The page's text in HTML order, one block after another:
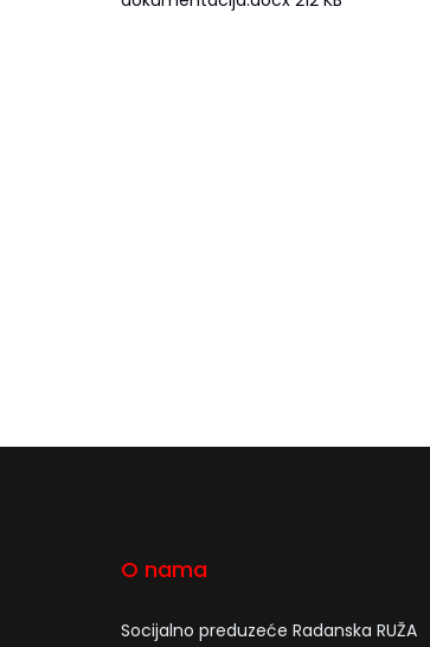
O nama
Socijalno preduzeće Radanska RUŽA